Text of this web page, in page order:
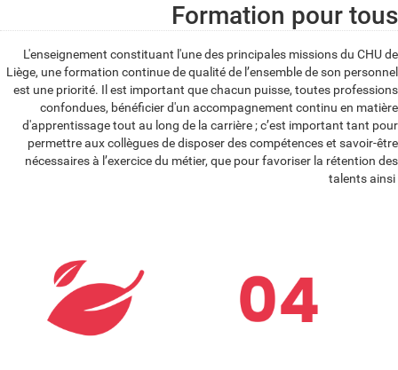
Formation pour tous
L'enseignement constituant l'une des principales missions du CHU de
Liège, une formation continue de qualité de l’ensemble de son personnel
est une priorité. Il est important que chacun puisse, toutes professions
confondues, bénéficier d'un accompagnement continu en matière
d'apprentissage tout au long de la carrière ; c’est important tant pour
permettre aux collègues de disposer des compétences et savoir-être
nécessaires à l’exercice du métier, que pour favoriser la rétention des
talents ainsi